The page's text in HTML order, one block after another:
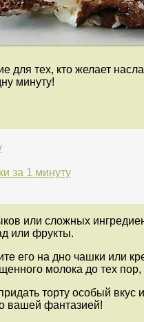
тех, кто желает
минуту!
за 1 минуту
или сложных
или фрукты.
его на дно чашки или
молока до тех
торту особый
вашей фантазией!